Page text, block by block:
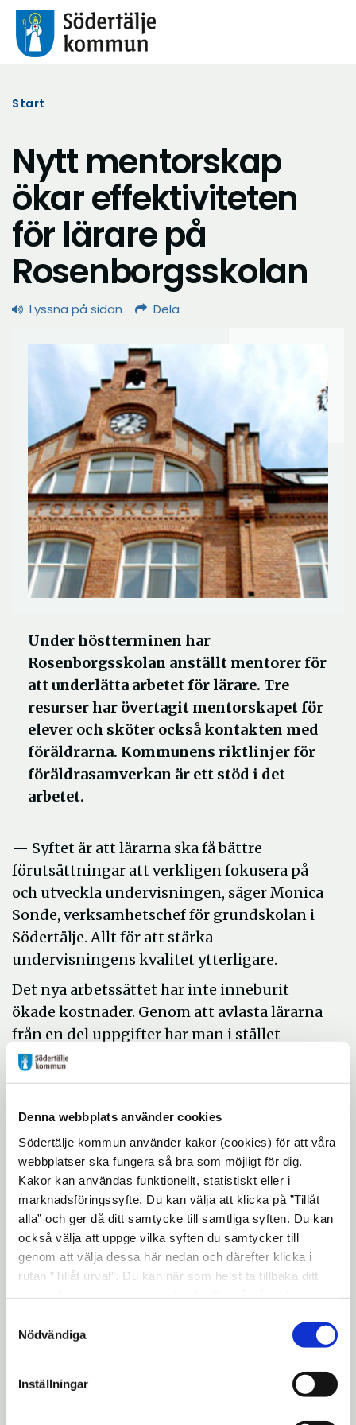
Denna webbplats använder cookies
Södertälje kommun använder kakor (cookies) för att våra
webbplatser ska fungera så bra som möjligt för dig.
Kakor kan användas funktionellt, statistiskt eller i
marknadsföringssyfte. Du kan välja att klicka på ”Tillåt
alla” och ger då ditt samtycke till samtliga syften. Du kan
också välja att uppge vilka syften du samtycker till
genom att välja dessa här nedan och därefter klicka i
rutan ”Tillåt urval”. Du kan när som helst ta tillbaka ditt
"Visa detaljer" kan du läsa om hur kakorna används och
hur vi och våra leverantörer inhämtar och behandlar
Nödvändiga
Inställningar
Start
Nytt mentorskap
ökar effektiviteten
för lärare på
Rosenborgsskolan
Lyssna på sidan Dela
Under höstterminen har
Rosenborgsskolan anställt mentorer för
att underlätta arbetet för lärare. Tre
resurser har övertagit mentorskapet för
elever och sköter också kontakten med
föräldrarna. Kommunens riktlinjer för
föräldrasamverkan är ett stöd i det
arbetet.
— Syftet är att lärarna ska få bättre
förutsättningar att verkligen fokusera på
och utveckla undervisningen, säger Monica
Sonde, verksamhetschef för grundskolan i
Södertälje. Allt för att stärka
undervisningens kvalitet ytterligare.
Det nya arbetssättet har inte inneburit
ökade kostnader. Genom att avlasta lärarna
från en del uppgifter har man i stället
utökad deras undervisningstid något.
Syftet med de tre nya tjänsterna är inte bara
tillgängliga för eleverna under skoldagen
och för föräldrarna via telefon, e-post och
sms.
— Skolans lärare är mycket nöjda med det
här arbetssättet, säger Andreas Hallström, tf
rektor på Rosenborgsskolan. Ingen vill
återgå till det tidigare systemet. Men det
rektor,Malin Bergalw och skolan planerar
—Efter en termins verksamhet bedömer vi